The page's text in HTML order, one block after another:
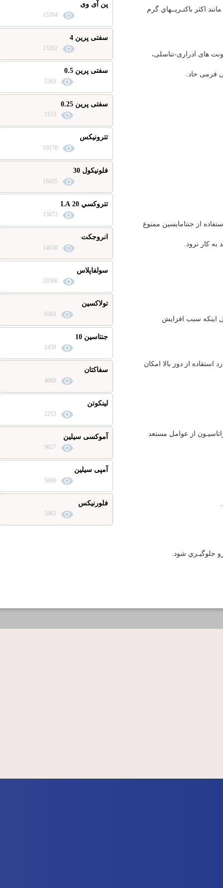
باكتـريــهاي گرم
ادراری-تناسلی،
حاد.
جنتامايسين ممنوع
سبب افزايش
از دوز بالا امكان
از عوامل مستعد
پن آی وی
15394
سفتی پرین 4
13202
سفتی پرین 0.5
5363
سفتی پرین 0.25
5153
تترونیکس
10170
فلونیکول 30
16435
تتروكسي 20 LA
13872
انروجکت
14650
سولفاپلاس
20566
تولاکسین
6363
جنتاسين 10
2459
سفاکتان
4069
2253
آموکسی سیلین
9627
آمپی سیلین
5699
فلورنیکس
3462